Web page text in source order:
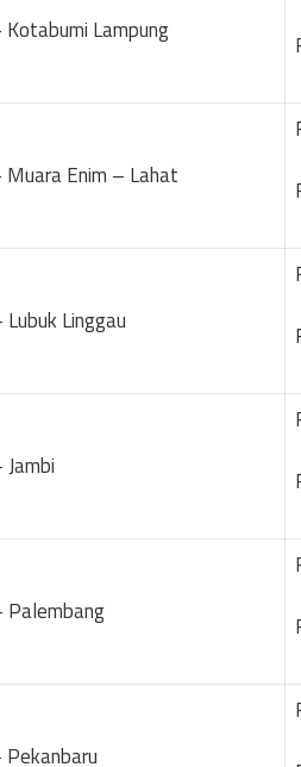
Lampung
Enim – Lahat
Linggau
Palembang